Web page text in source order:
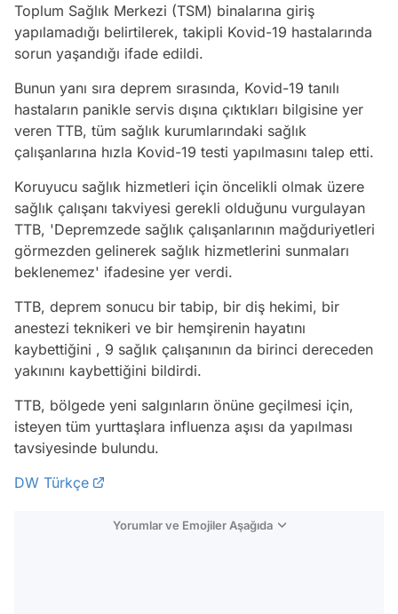
Toplum Sağlık Merkezi (TSM) binalarına giriş
yapılamadığı belirtilerek, takipli Kovid-19 hastalarında
sorun yaşandığı ifade edildi.
Bunun yanı sıra deprem sırasında, Kovid-19 tanılı
hastaların panikle servis dışına çıktıkları bilgisine yer
veren TTB, tüm sağlık kurumlarındaki sağlık
çalışanlarına hızla Kovid-19 testi yapılmasını talep etti.
Koruyucu sağlık hizmetleri için öncelikli olmak üzere
sağlık çalışanı takviyesi gerekli olduğunu vurgulayan
TTB, 'Depremzede sağlık çalışanlarının mağduriyetleri
görmezden gelinerek sağlık hizmetlerini sunmaları
beklenemez' ifadesine yer verdi.
TTB, deprem sonucu bir tabip, bir diş hekimi, bir
anestezi teknikeri ve bir hemşirenin hayatını
kaybettiğini , 9 sağlık çalışanının da birinci dereceden
yakınını kaybettiğini bildirdi.
TTB, bölgede yeni salgınların önüne geçilmesi için,
isteyen tüm yurttaşlara influenza aşısı da yapılması
tavsiyesinde bulundu.
DW Türkçe
Yorumlar ve Emojiler Aşağıda